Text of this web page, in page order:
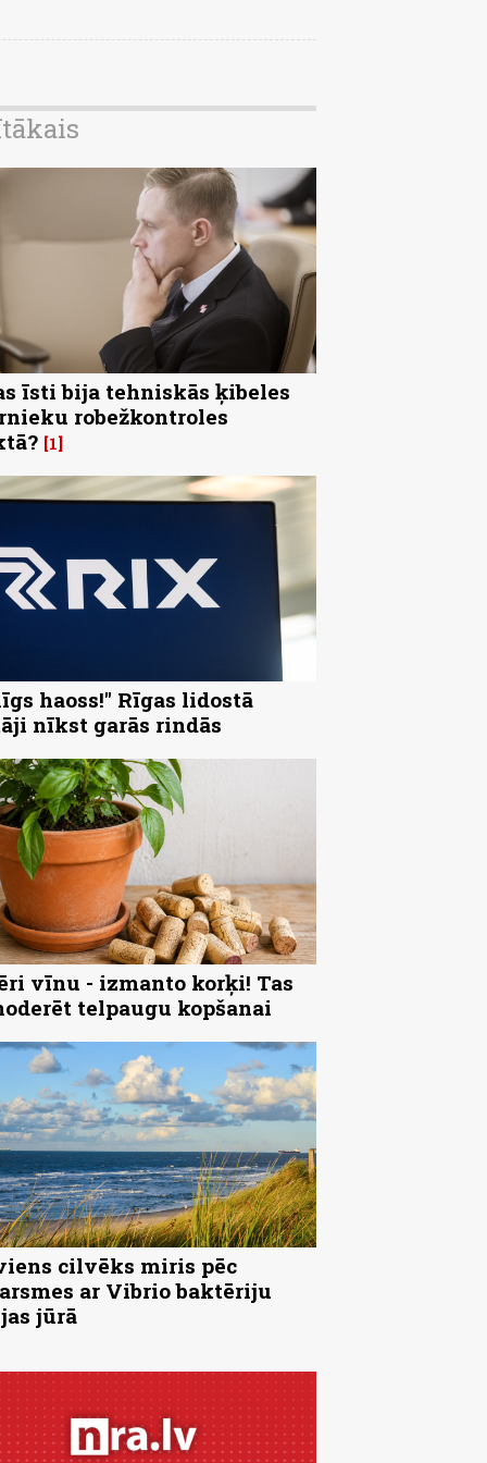
īsti bija tehniskās ķibeles
robežkontroles
1
haoss!" Rīgas lidostā
nīkst garās rindās
vīnu - izmanto korķi! Tas
telpaugu kopšanai
cilvēks miris pēc
ar Vibrio baktēriju
jūrā